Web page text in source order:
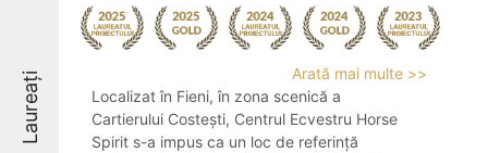
Laureați
Arată mai multe >>
Localizat în Fieni, în zona scenică a
Cartierului Costești, Centrul Ecvestru Horse
Spirit s-a impus ca un loc de referință